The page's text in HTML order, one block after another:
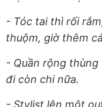
- Tóc tai thì rối
thuộm, giờ thêm
- Quần rộng
đi còn chi nữa.
- Stylist lên một